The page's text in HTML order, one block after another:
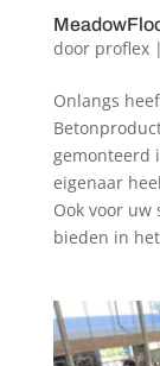
door proflex|
Onlangs
gemonteerd
eigenaar
Ook voor
bieden in